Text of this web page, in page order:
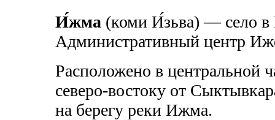
И́жма (коми И́зьва) — село в
Административный центр
Расположено в центральной
северо-востоку от
на берегу реки Ижма.